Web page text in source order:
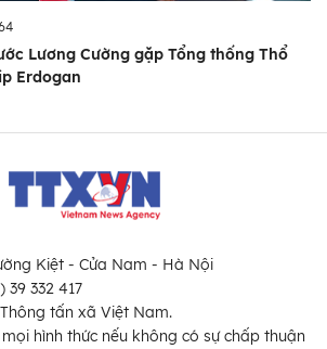
Lương Cường gặp Tổng thống Thổ
Erdogan
Kiệt - Cửa Nam - Hà Nội
39 332 417
tấn xã Việt Nam.
hình thức nếu không có sự chấp thuận